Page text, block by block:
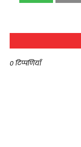
0 टिप्पणियाँ